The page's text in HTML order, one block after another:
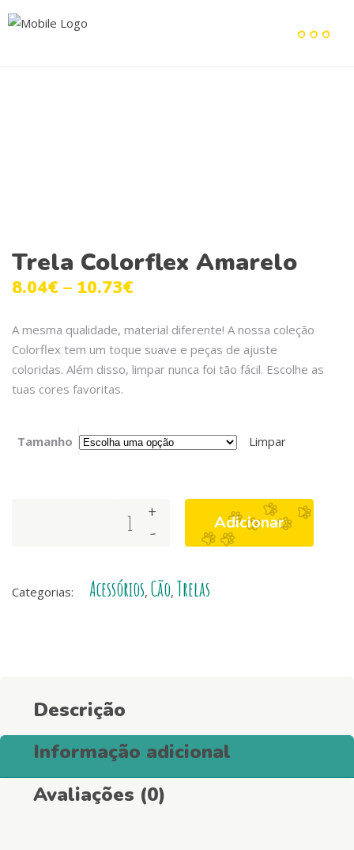
Trela Colorflex Amarelo
8.04€ – 10.73€
A mesma qualidade, material diferente! A nossa coleção
Colorflex tem um toque suave e peças de ajuste
coloridas. Além disso, limpar nunca foi tão fácil. Escolhe as
tuas cores favoritas.
Tamanho Limpar
-
+ Adicionar
Categorias: Acessórios, Cão, Trelas
Descrição
Informação adicional
Avaliações (0)